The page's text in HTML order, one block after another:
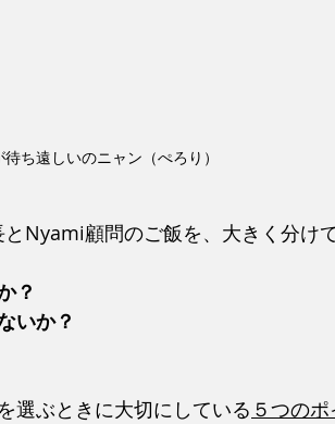
ち遠しいのニャン（ぺろり）
Nyami顧問のご飯を、大きく分け
？
いか？
選ぶときに大切にしている ５つのポ